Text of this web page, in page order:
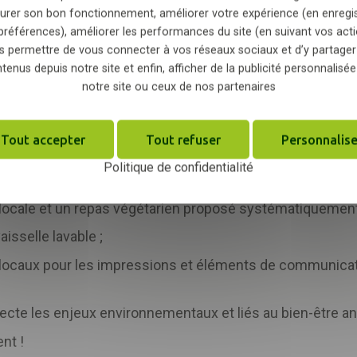
qui permet d'arroser les surfaces de travail et
l'eau et installation de boutons poussoirs sur tous
sur l'ensemble du site ;
;
réalisé par des professionnels qui respectent la taille
et un repas végétarien proposé
lavable ;
pour les impressions et éléments de
les enjeux environnementaux et liés au bien-être
!
son bon fonctionnement, améliorer votre expérience (en
améliorer les performances du site (en suivant vos
permettre de vous connecter à vos réseaux sociaux et d’y
depuis notre site et enfin, afficher de la publicité
notre site ou ceux de nos partenaires
Tout accepter Tout refuser
Politique de confidentialité